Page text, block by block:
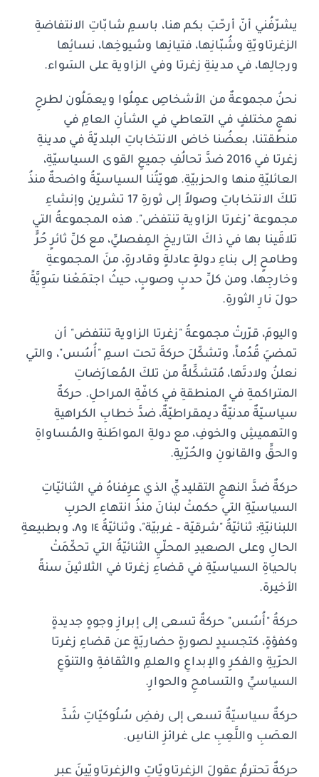
يشرّفُني أنّ أرحّبَ بكم هنا، باسمِ شابّاتِ الانتفاضةِ
الزغرتاويّةِ وشُبّانِها، فتيانِها وشيوخِها، نسائِها
ورجالِها، في مدينةِ زغرتا وفي الزاوية على السَواء.
نحنُ مجموعةٌ من الأشخاصِ عمِلُوا ويعمَلُون لطرحِ
نهجٍ مختلفٍ في التعاطي في الشأنِ العامِ في
منطقتنا، بعضُنا خاض الانتخاباتِ البلديّةَ في مدينةِ
زغرتا في 2016 ضدَّ تحالُفِ جميعِ القوى السياسيّةِ،
العائليّةِ منها والحزبيّةِ. هويّتُنا السياسيّةُ واضحةٌ منذُ
تلكَ الانتخاباتِ وصولاً إلى ثورةِ 17 تشرين وإنشاءِ
مجموعة "زغرتا الزاوية تنتفض". هذه المجموعةُ التي
تلاقَينا بها في ذاكَ التاريخِ المِفصليِّ، مع كلِّ ثائرٍ حُرٍّ
وطامحٍ إلى بناءِ دولةٍ عادلةٍ وقادرةٍ، منَ المجموعةِ
وخارجِها، ومن كلِّ حدبٍ وصوبٍ، حيثُ اجتمَعْنا سَوِيَّةً
حولَ نارِ الثورةِ.
واليومَ، قرّرتْ مجموعةُ "زغرتا الزاوية تنتفض" أن
تمضيَ قُدُماً، وتشكّلَ حركةَ تحت اسمِ "أُسُس"، والتي
نعلنُ ولادتَها، مُتشكِّلةً من تلكَ المُعارَضاتِ
المتراكمةِ في المنطقةِ في كافّةِ المراحلِ. حركةٌ
سياسيّةٌ مدنيّةٌ ديمقراطيّةٌ، ضدَّ خطابِ الكراهيةِ
والتهميشِ والخوفِ، مع دولةِ المواطَنةِ والمُساواةِ
والحقِّ والقانونِ والحُرّيةِ.
حركةٌ ضدَّ النهجِ التقليديِّ الذي عرِفناهُ في الثنائيّاتِ
السياسيّةِ التي حكمتْ لبنانَ منذُ انتهاءِ الحربِ
اللبنانيّةِ: ثنائيّةُ "شرقيّة – غربيّة"، وثنائيّةُ ١٤ و٨، وبطبيعةِ
الحالِ وعلى الصعيدِ المحلّيِ الثنائيّةُ التي تحكّمَتْ
بالحياةِ السياسيّةِ في قضاءِ زغرتا في الثلاثينَ سنةً
الأخيرة.
حركةُ "أُسُس" حركةٌ تسعى إلى إبرازِ وجوهٍ جديدةٍ
وكفؤةٍ، كتجسيدٍ لصورةٍ حضاريّةٍ عن قضاءِ زغرتا
الحرّيةِ والفكرِ والإبداعِ والعلمِ والثقافةِ والتنوّعِ
السياسيِّ والتسامحِ والحوارِ.
حركةٌ سياسيّةٌ تسعى إلى رفضِ سُلُوكيّاتِ شَدِّ
العصَبِ واللَّعِبِ على غرائزِ الناسِ.
حركةٌ تحترمُ عقولَ الزغرتاويّاتِ والزغرتاويّينَ عبر